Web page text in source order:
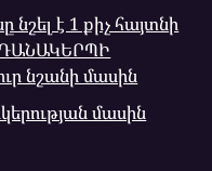
է 1 քիչ հայտնի
նշանի մասին
մասին